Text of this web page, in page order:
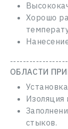
Хорошо
ОБЛАСТИ
Изоляция
стыков.